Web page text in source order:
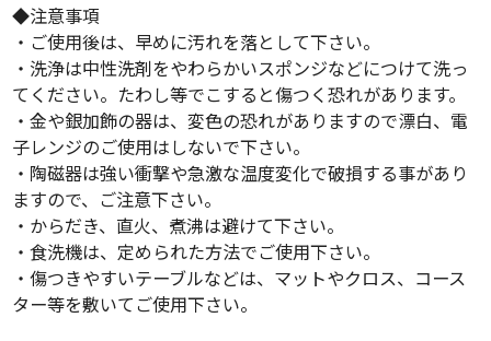
◆注意事項
・ご使用後は、早めに汚れを落として下さい。
・洗浄は中性洗剤をやわらかいスポンジなどにつけて洗っ
てください。たわし等でこすると傷つく恐れがあります。
・金や銀加飾の器は、変色の恐れがありますので漂白、電
子レンジのご使用はしないで下さい。
・陶磁器は強い衝撃や急激な温度変化で破損する事があり
ますので、ご注意下さい。
・からだき、直火、煮沸は避けて下さい。
・食洗機は、定められた方法でご使用下さい。
・傷つきやすいテーブルなどは、マットやクロス、コース
ター等を敷いてご使用下さい。